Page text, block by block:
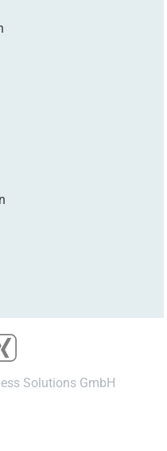
Solutions GmbH